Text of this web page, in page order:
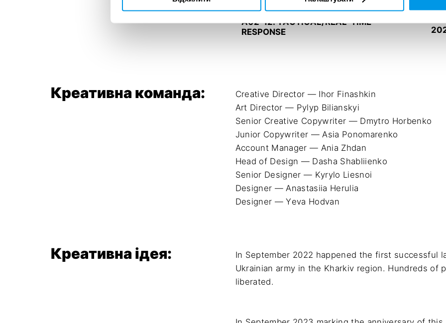
/ A02. PRINT & PUBLISHING /
A02-12. TACTICAL/REAL-TIME
RESPONSE
Креативна команда:
Creative Director — Ihor Finashkin
Art Director — Pylyp Bilianskyi
Senior Creative Copywriter — Dmytro Horbenko
Junior Copywriter — Asia Ponomarenko
Account Manager — Ania Zhdan
Head of Design — Dasha Shabliienko
Senior Designer — Kyrylo Liesnoi
Designer — Anastasiia Herulia
Designer — Yeva Hodvan
Креативна ідея:
In September 2022 happened the first
Ukrainian army in the Kharkiv region. Hundreds
liberated.